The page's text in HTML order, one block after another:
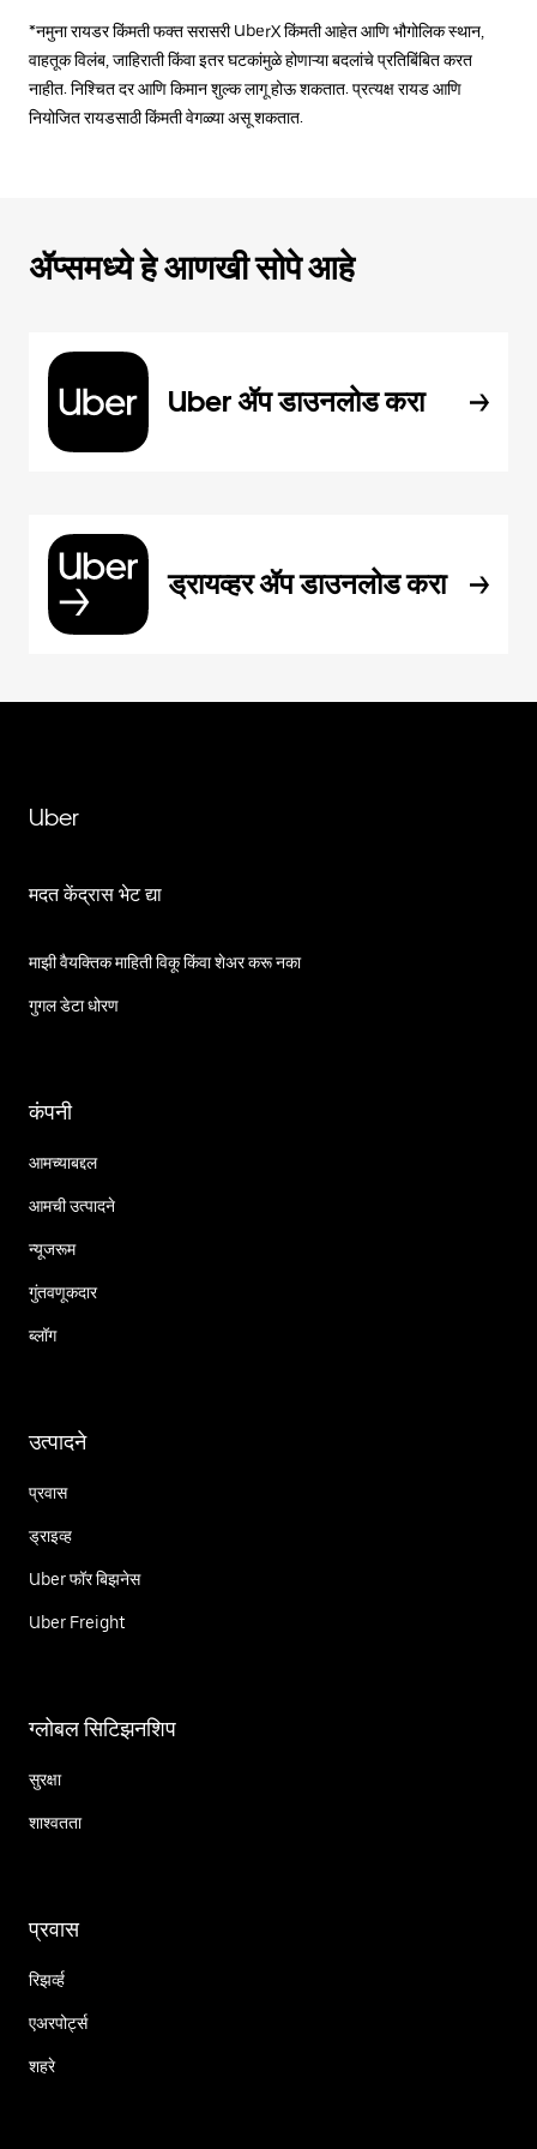
*नमुना रायडर किंमती फक्त सरासरी UberX किंमती आहेत आणि भौगोलिक स्थान,
वाहतूक विलंब, जाहिराती किंवा इतर घटकांमुळे होणाऱ्या बदलांचे प्रतिबिंबित करत
नाहीत. निश्चित दर आणि किमान शुल्क लागू होऊ शकतात. प्रत्यक्ष रायड आणि
नियोजित रायडसाठी किंमती वेगळ्या असू शकतात.
ॲप्समध्ये हे आणखी सोपे आहे
Uber ॲप डाउनलोड करा
ड्रायव्हर ॲप डाउनलोड करा
Uber
मदत केंद्रास भेट द्या
माझी वैयक्तिक माहिती विकू किंवा शेअर करू नका
गुगल डेटा धोरण
कंपनी
आमच्याबद्दल
आमची उत्पादने
न्यूजरूम
गुंतवणूकदार
ब्लॉग
उत्पादने
प्रवास
ड्राइव्ह
Uber फॉर बिझनेस
Uber Freight
ग्लोबल सिटिझनशिप
सुरक्षा
शाश्वतता
प्रवास
रिझर्व्ह
एअरपोर्ट्स
शहरे